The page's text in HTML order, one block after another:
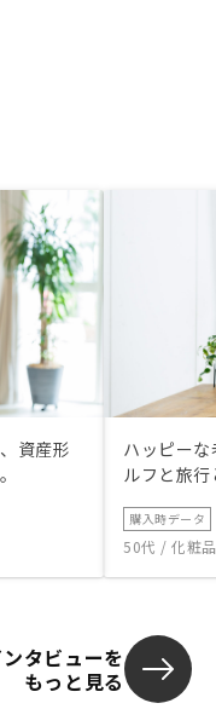
資産形
ハッピー
ルフと旅
購入時データ
50代 / 化粧
タビューを
もっと見る